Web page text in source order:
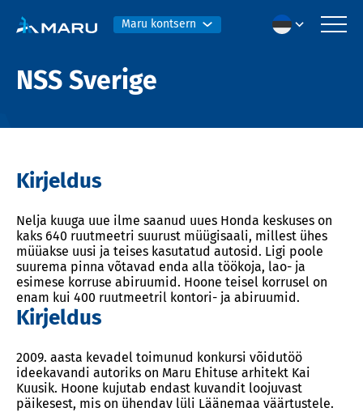
Maru kontsern
NSS Sverige
Kirjeldus
Nelja kuuga uue ilme saanud uues Honda keskuses on
kaks 640 ruutmeetri suurust müügisaali, millest ühes
müüakse uusi ja teises kasutatud autosid. Ligi poole
suurema pinna võtavad enda alla töökoja, lao- ja
esimese korruse abiruumid. Hoone teisel korrusel on
enam kui 400 ruutmeetril kontori- ja abiruumid.
Kirjeldus
2009. aasta kevadel toimunud konkursi võidutöö
ideekavandi autoriks on Maru Ehituse arhitekt Kai
Kuusik. Hoone kujutab endast kuvandit loojuvast
päikesest, mis on ühendav lüli Läänemaa väärtustele.